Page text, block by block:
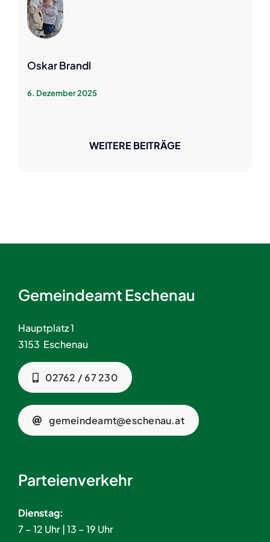
Oskar Brandl
6. Dezember 2025
WEITERE BEITRÄGE
Gemeindeamt Eschenau
Hauptplatz 1
3153 Eschenau
02762 / 67 230
gemeindeamt@eschenau.at
Parteienverkehr
Dienstag:
7 – 12 Uhr | 13 – 19 Uhr